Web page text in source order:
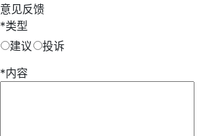
意见反馈
*类型
建议
投诉
*内容